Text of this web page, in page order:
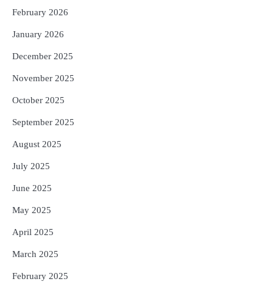
February 2026
January 2026
December 2025
November 2025
October 2025
September 2025
August 2025
July 2025
June 2025
May 2025
April 2025
March 2025
February 2025